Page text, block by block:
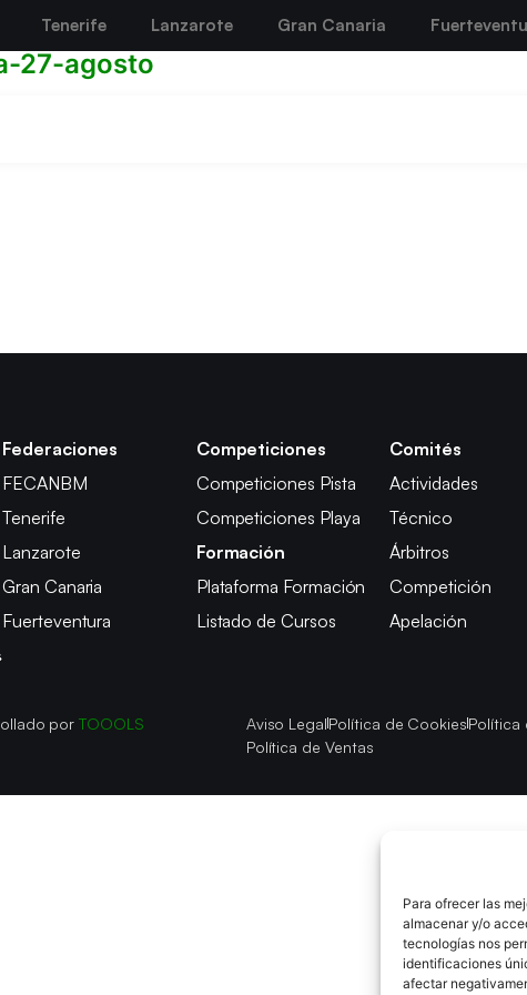
Para ofrecer las
almacenar y/o
tecnologías nos
identificaciones
afectar
Tenerife Lanzarote Gran Canaria
27-agosto
Federaciones
FECANBM
Tenerife
Lanzarote
Gran Canaria
Fuerteventura
Competiciones
Competiciones Pista
Competiciones Playa
Formación
Plataforma Formación
Listado de Cursos
Comités
Actividades
Técnico
Árbitros
Competición
Apelación
porTOOOLS Aviso LegalPolítica de CookiesPolítica
Política de Ventas